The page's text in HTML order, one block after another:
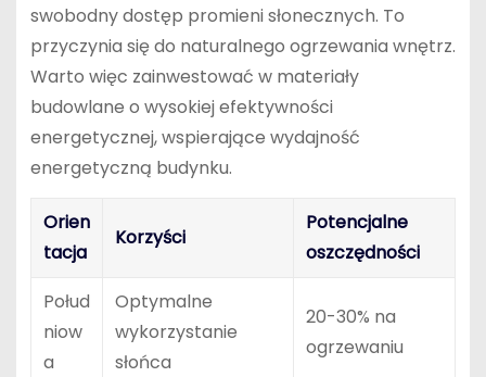
swobodny dostęp promieni słonecznych. To
przyczynia się do naturalnego ogrzewania wnętrz.
Warto więc zainwestować w materiały
budowlane o wysokiej efektywności
energetycznej, wspierające wydajność
energetyczną budynku.
Orien
tacja
Korzyści
Potencjalne
oszczędności
Połud
niow
a
Optymalne
wykorzystanie
słońca
20-30% na
ogrzewaniu